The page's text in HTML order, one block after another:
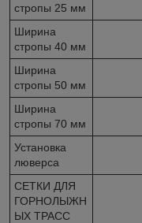
стропы 25 мм
Ширина
стропы 40 мм
Ширина
стропы 50 мм
Ширина
стропы 70 мм
Установка
люверса
СЕТКИ ДЛЯ
ГОРНОЛЫЖН
ЫХ ТРАСС